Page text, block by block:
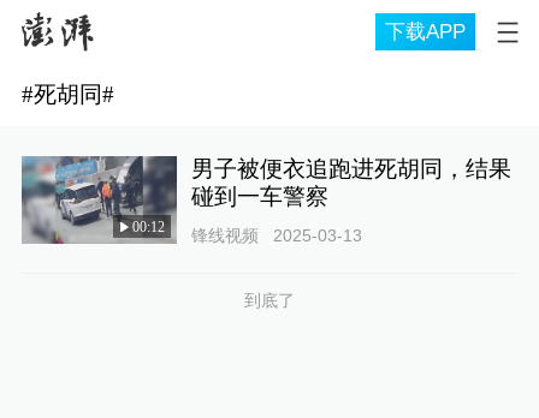
下载APP
#死胡同#
00:12
男子被便衣追跑进死胡同，结果
碰到一车警察
锋线视频 2025-03-13
到底了